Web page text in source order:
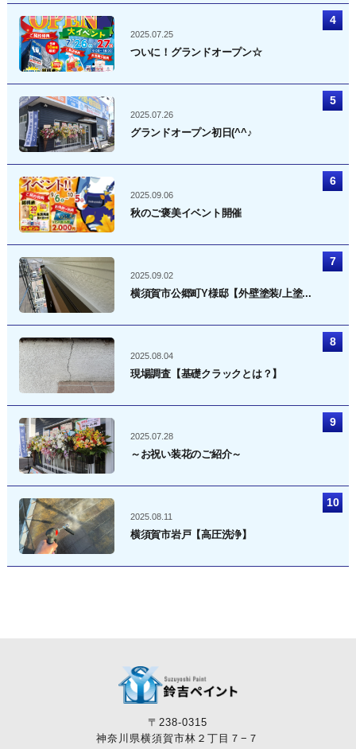
2025.07.25
ついに！グランドオープン☆
2025.07.26
グランドオープン初日(^^♪
2025.09.06
秋のご褒美イベント開催
2025.09.02
横須賀市公郷町Y様邸【外壁塗装/上塗...
2025.08.04
現場調査【基礎クラックとは？】
2025.07.28
～お祝い装花のご紹介～
2025.08.11
横須賀市岩戸【高圧洗浄】
〒238-0315
神奈川県横須賀市林２丁目７−７